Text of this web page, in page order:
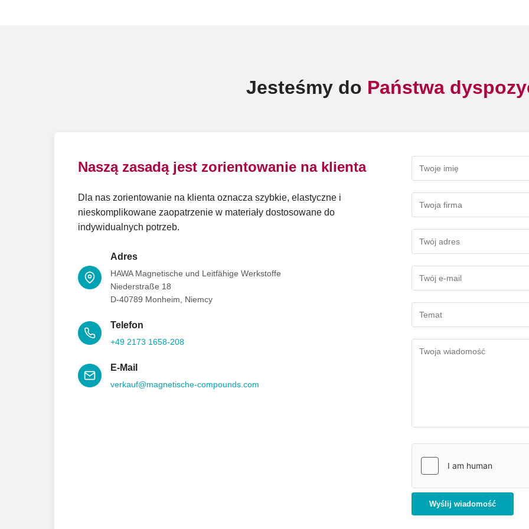
Jesteśmy do Państwa
Naszą zasadą jest zorientowanie na klienta
Dla nas zorientowanie na klienta oznacza szybkie, elastyczne i
nieskomplikowane zaopatrzenie w materiały dostosowane do
indywidualnych potrzeb.
Adres
HAWA Magnetische und Leitfähige Werkstoffe
Niederstraße 18
D-40789 Monheim, Niemcy
Telefon
+49 2173 1658-208
E-Mail
verkauf@magnetische-compounds.com
Wyślij wiadomość